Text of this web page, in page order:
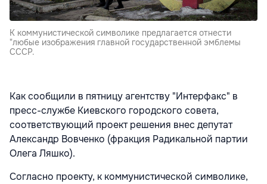
К коммунистической символике предлагается отнести
"любые изображения главной государственной эмблемы
СССР.
Как сообщили в пятницу агентству "Интерфакс" в
пресс-службе Киевского городского совета,
соответствующий проект решения внес депутат
Александр Вовченко (фракция Радикальной партии
Олега Ляшко).
Согласно проекту, к коммунистической символике,